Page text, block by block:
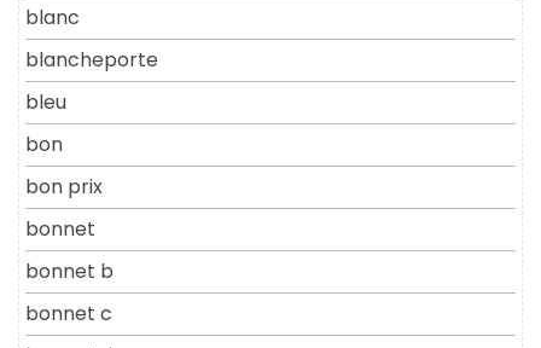
blanc
blancheporte
bleu
bon
bon prix
bonnet
bonnet b
bonnet c